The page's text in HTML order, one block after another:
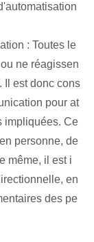
: Toutes le
ne réagissen
Il est donc cons
pour at
impliquées. Ce
personne, de
même, il est i
en
des pe